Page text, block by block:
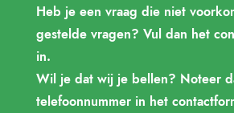
Heb je een vraag die niet
gestelde vragen? Vul dan het
in.
Wil je dat wij je bellen? Noteer
telefoonnummer in het